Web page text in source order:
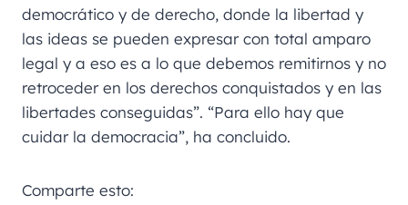
democrático y de derecho, donde la libertad y
las ideas se pueden expresar con total amparo
legal y a eso es a lo que debemos remitirnos y no
retroceder en los derechos conquistados y en las
libertades conseguidas”. “Para ello hay que
cuidar la democracia”, ha concluido.
Comparte esto: